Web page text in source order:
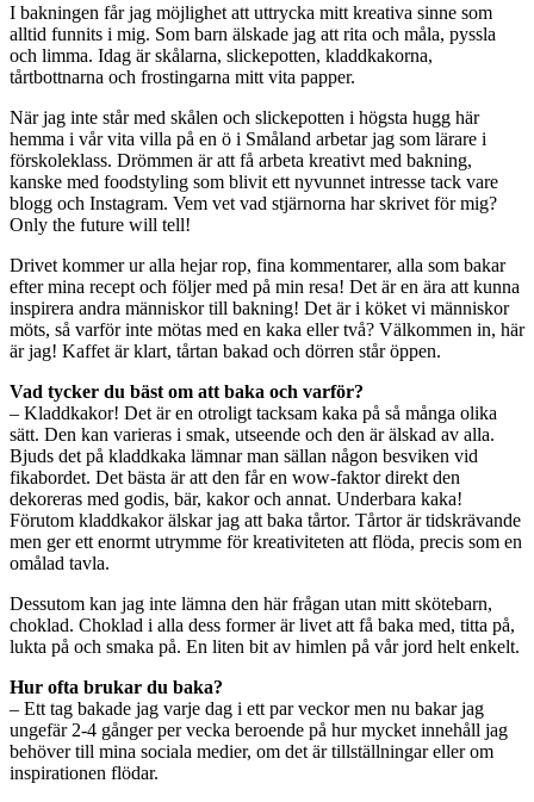
I bakningen får jag möjlighet att uttrycka mitt kreativa sinne som
alltid funnits i mig. Som barn älskade jag att rita och måla, pyssla
och limma. Idag är skålarna, slickepotten, kladdkakorna,
tårtbottnarna och frostingarna mitt vita papper.
När jag inte står med skålen och slickepotten i högsta hugg här
hemma i vår vita villa på en ö i Småland arbetar jag som lärare i
förskoleklass. Drömmen är att få arbeta kreativt med bakning,
kanske med foodstyling som blivit ett nyvunnet intresse tack vare
blogg och Instagram. Vem vet vad stjärnorna har skrivet för mig?
Only the future will tell!
Drivet kommer ur alla hejar rop, fina kommentarer, alla som bakar
efter mina recept och följer med på min resa! Det är en ära att kunna
inspirera andra människor till bakning! Det är i köket vi människor
möts, så varför inte mötas med en kaka eller två? Välkommen in, här
är jag! Kaffet är klart, tårtan bakad och dörren står öppen.
Vad tycker du bäst om att baka och varför?
– Kladdkakor! Det är en otroligt tacksam kaka på så många olika
sätt. Den kan varieras i smak, utseende och den är älskad av alla.
Bjuds det på kladdkaka lämnar man sällan någon besviken vid
fikabordet. Det bästa är att den får en wow-faktor direkt den
dekoreras med godis, bär, kakor och annat. Underbara kaka!
Förutom kladdkakor älskar jag att baka tårtor. Tårtor är tidskrävande
men ger ett enormt utrymme för kreativiteten att flöda, precis som en
omålad tavla.
Dessutom kan jag inte lämna den här frågan utan mitt skötebarn,
choklad. Choklad i alla dess former är livet att få baka med, titta på,
lukta på och smaka på. En liten bit av himlen på vår jord helt enkelt.
Hur ofta brukar du baka?
– Ett tag bakade jag varje dag i ett par veckor men nu bakar jag
ungefär 2-4 gånger per vecka beroende på hur mycket innehåll jag
behöver till mina sociala medier, om det är tillställningar eller om
inspirationen flödar.